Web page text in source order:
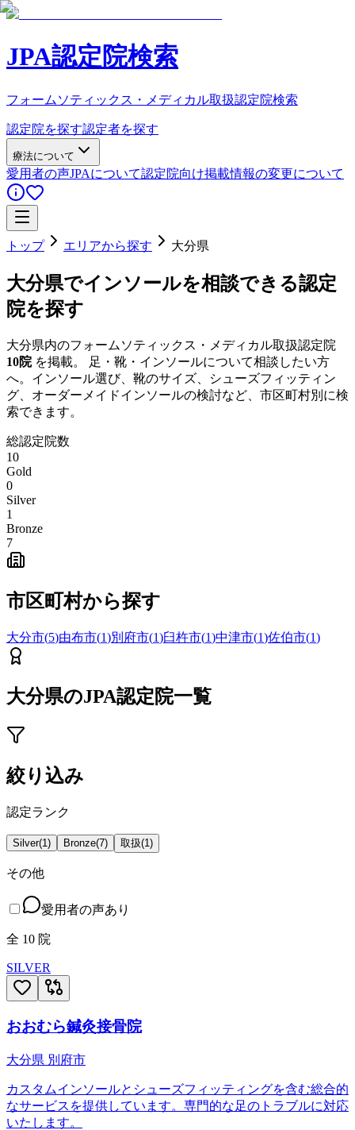
JPA認定院検索
フォームソティックス・メディカル取扱認定院検索
認定院を探す認定者を探す
療法について
愛用者の声JPAについて認定院向け掲載情報の変更について
トップ エリアから探す 大分県
大分県でインソールを相談できる認定
院を探す
大分県内のフォームソティックス・メディカル取扱認定院
10院を掲載。 足・靴・インソールについて相談したい方
へ。インソール選び、靴のサイズ、シューズフィッティン
グ、オーダーメイドインソールの検討など、市区町村別に検
索できます。
総認定院数
10
Gold
0
Silver
1
Bronze
7
市区町村から探す
大分市(5)由布市(1)別府市(1)臼杵市(1)中津市(1)佐伯市(1)
大分県のJPA認定院一覧
絞り込み
認定ランク
Silver(1) Bronze(7) 取扱(1)
その他
愛用者の声あり
全 10 院
SILVER
おおむら鍼灸接骨院
大分県 別府市
カスタムインソールとシューズフィッティングを含む総合的
なサービスを提供しています。専門的な足のトラブルに対応
いたします。